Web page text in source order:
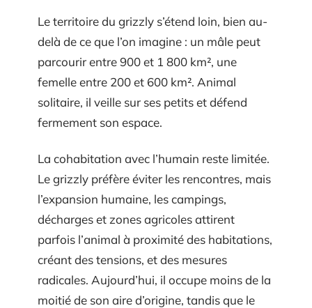
Le territoire du grizzly s’étend loin, bien au-
delà de ce que l’on imagine : un mâle peut
parcourir entre 900 et 1 800 km², une
femelle entre 200 et 600 km². Animal
solitaire, il veille sur ses petits et défend
fermement son espace.
La cohabitation avec l’humain reste limitée.
Le grizzly préfère éviter les rencontres, mais
l’expansion humaine, les campings,
décharges et zones agricoles attirent
parfois l’animal à proximité des habitations,
créant des tensions, et des mesures
radicales. Aujourd’hui, il occupe moins de la
moitié de son aire d’origine, tandis que le